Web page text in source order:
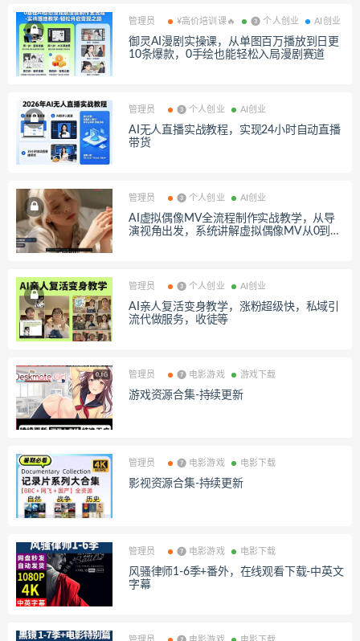
管理员 ¥高价培训课🔥 ❸ 个人创业 AI创业
御灵AI漫剧实操课，从单图百万播放到日更
10条爆款，0手绘也能轻松入局漫剧赛道
管理员 ❸ 个人创业 AI创业
AI无人直播实战教程，实现24小时自动直播
带货
管理员 ❸ 个人创业 AI创业
AI虚拟偶像MV全流程制作实战教学，从导
演视角出发，系统讲解虚拟偶像MV从0到1
管理员 ❸ 个人创业 AI创业
AI亲人复活变身教学，涨粉超级快，私域引
流代做服务，收徒等
管理员 ❼ 电影游戏 游戏下载
游戏资源合集-持续更新
管理员 ❼ 电影游戏 电影下载
影视资源合集-持续更新
管理员 ❼ 电影游戏 电影下载
风骚律师1-6季+番外，在线观看下载-中英文
字幕